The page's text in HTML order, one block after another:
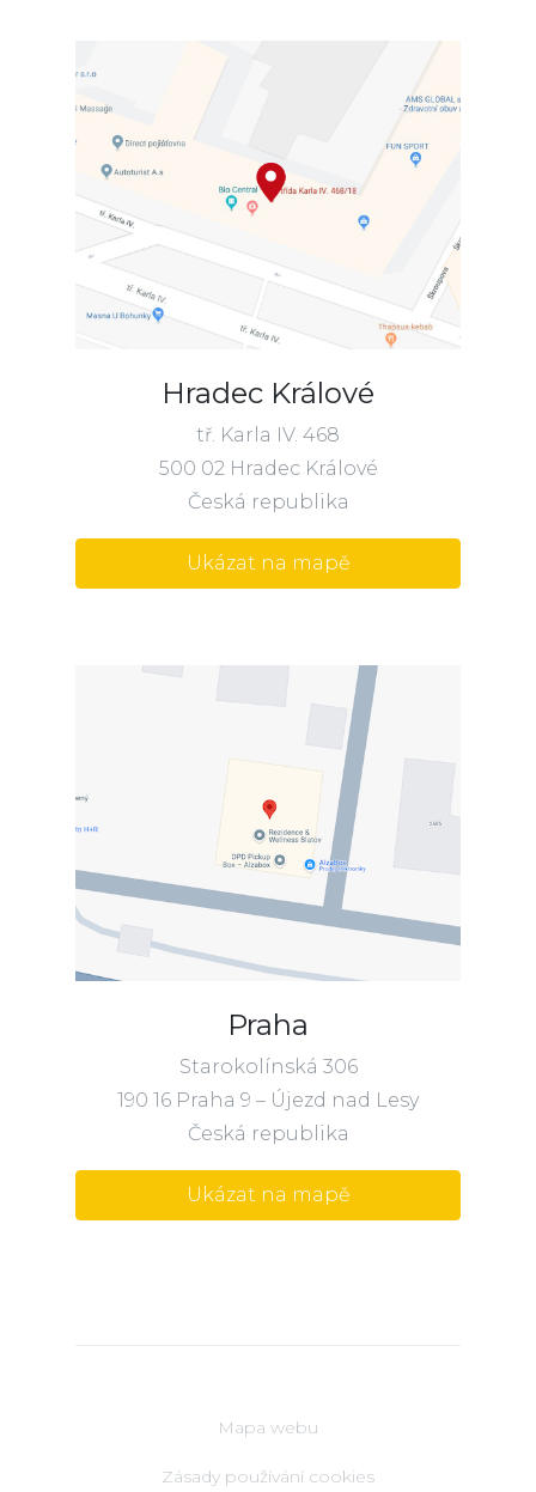
Hradec Králové
tř. Karla IV. 468
500 02 Hradec Králové
Česká republika
Ukázat na mapě
Praha
Starokolínská 306
190 16 Praha 9 – Újezd nad Lesy
Česká republika
Ukázat na mapě
Mapa webu
Zásady používání cookies